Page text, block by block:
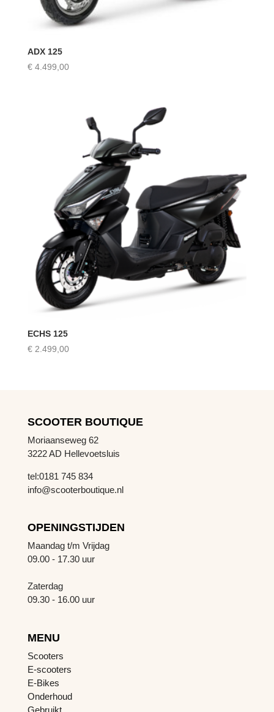
ADX 125
€4.499,00
ECHS 125
€2.499,00
SCOOTER BOUTIQUE
Moriaanseweg 62
3222 AD Hellevoetsluis
tel:0181 745 834
info@scooterboutique.nl
OPENINGSTIJDEN
Maandag t/m Vrijdag
09.00 - 17.30 uur
Zaterdag
09.30 - 16.00 uur
MENU
Scooters
E-scooters
E-Bikes
Onderhoud
Gebruikt